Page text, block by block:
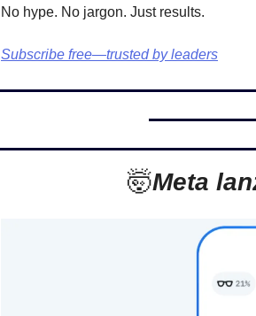
No hype. No jargon. Just results.
Subscribe free—trusted by leaders
🤯Meta